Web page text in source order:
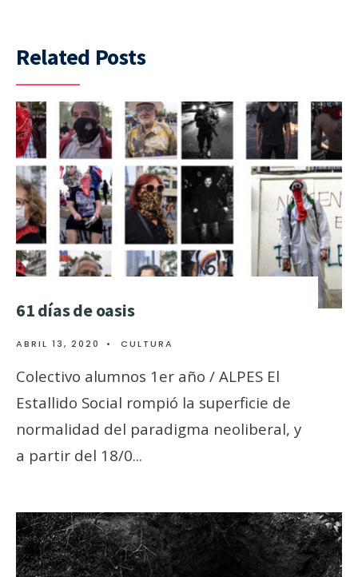
Related Posts
61 días de oasis
ABRIL 13, 2020 • CULTURA
Colectivo alumnos 1er año / ALPES El
Estallido Social rompió la superficie de
normalidad del paradigma neoliberal, y
a partir del 18/0...